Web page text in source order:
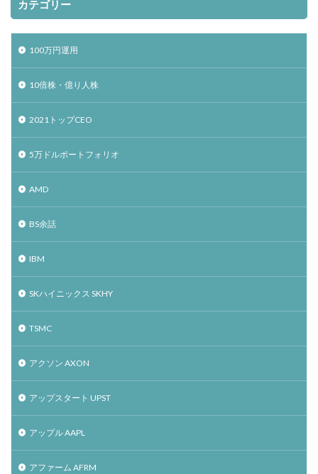
カテゴリー
100万円運用
10倍株・億り人株
2021トップCEO
5万ドルポートフォリオ
AMD
BS余話
IBM
SKハイニックス SKHY
TSMC
アクソン AXON
アップスタート UPST
アップル AAPL
アファーム AFRM